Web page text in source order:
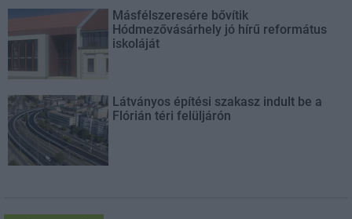
Másfélszeresére bővítik
Hódmezővásárhely jó hírű református
iskoláját
Látványos építési szakasz indult be a
Flórián téri felüljárón